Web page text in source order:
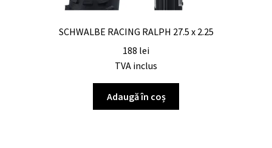
SCHWALBE RACING RALPH 27.5 x 2.25
188 lei
TVA inclus
Adaugă în coș